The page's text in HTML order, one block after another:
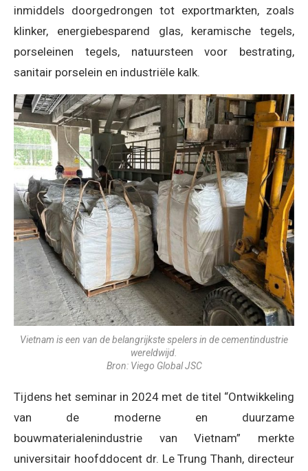
inmiddels doorgedrongen tot exportmarkten, zoals
klinker, energiebesparend glas, keramische tegels,
porseleinen tegels, natuursteen voor bestrating,
sanitair porselein en industriële kalk.
Vietnam is een van de belangrijkste spelers in de cementindustrie
wereldwijd.
Bron: Viego Global JSC
Tijdens het seminar in 2024 met de titel “Ontwikkeling
van de moderne en duurzame
bouwmaterialenindustrie van Vietnam” merkte
universitair hoofddocent dr. Le Trung Thanh, directeur